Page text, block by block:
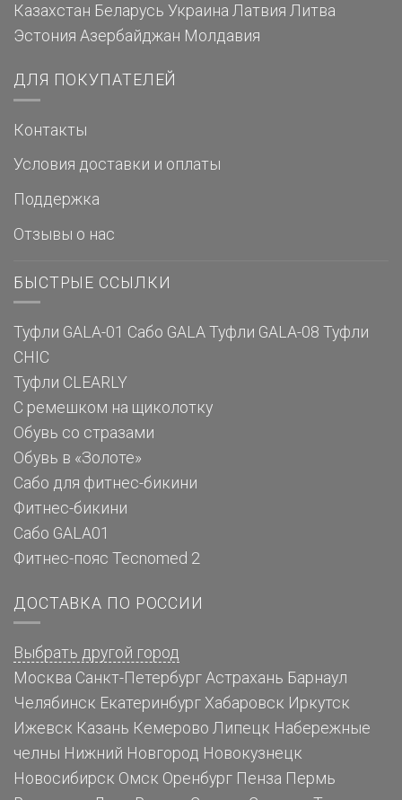
Казахстан Беларусь Украина Латвия Литва
Эстония Азербайджан Молдавия
ДЛЯ ПОКУПАТЕЛЕЙ
Контакты
Условия доставки и оплаты
Поддержка
Отзывы о нас
БЫСТРЫЕ ССЫЛКИ
Туфли GALA-01 Сабо GALA Туфли GALA-08 Туфли
CHIC
Туфли CLEARLY
С ремешком на щиколотку
Обувь со стразами
Обувь в «Золоте»
Сабо для фитнес-бикини
Фитнес-бикини
Сабо GALA01
Фитнес-пояс Tecnomed 2
ДОСТАВКА ПО РОССИИ
Выбрать другой город
Москва Санкт-Петербург Астрахань Барнаул
Челябинск Екатеринбург Хабаровск Иркутск
Ижевск Казань Кемерово Липецк Набережные
челны Нижний Новгород Новокузнецк
Новосибирск Омск Оренбург Пенза Пермь